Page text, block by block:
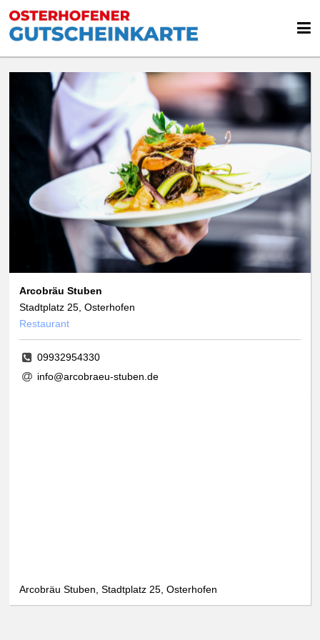
Arcobräu Stuben
Stadtplatz 25, Osterhofen
Restaurant
09932954330
info@arcobraeu-stuben.de
Arcobräu Stuben, Stadtplatz 25, Osterhofen